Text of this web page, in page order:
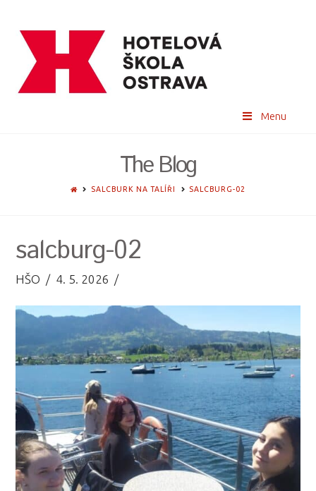
Menu
The Blog
HOMESALCBURK NA TALÍŘI SALCBURG-02
salcburg-02
HŠO 4. 5. 2026